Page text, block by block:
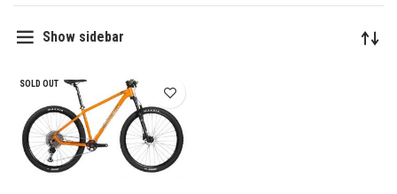
Show sidebar
SOLD OUT